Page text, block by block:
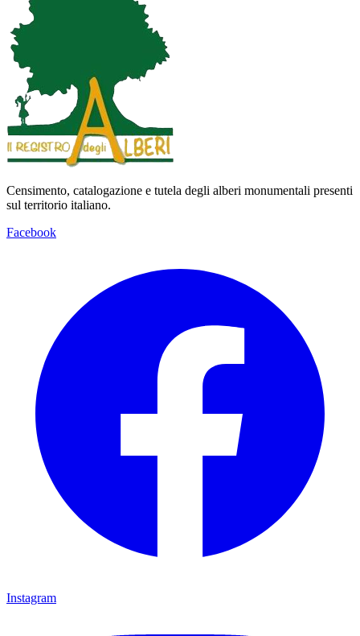
Censimento, catalogazione e tutela degli alberi monumentali presenti
sul territorio italiano.
Facebook
Instagram